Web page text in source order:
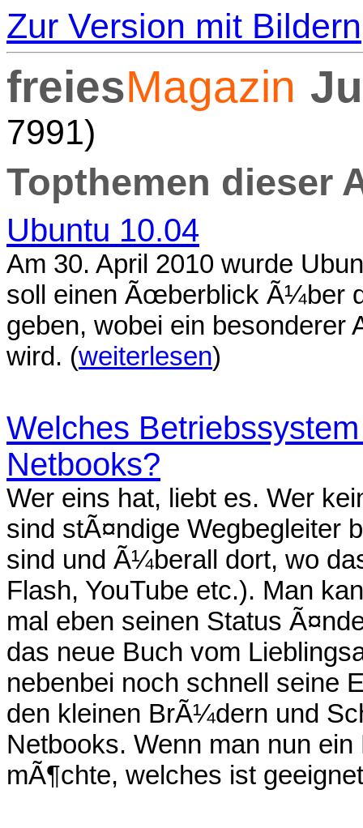
Zur Version mit Bildern
freiesMagazin
7991)
Topthemen dieser
Ubuntu 10.04
Am 30. April 2010 wurde
soll einen Ãœberblick Ã¼ber
geben, wobei ein besonderer
wird. (weiterlesen)
Welches
Netbooks?
Wer eins hat, liebt es. Wer
sind stÃ¤ndige Wegbegleiter
sind und Ã¼berall dort, wo
Flash, YouTube etc.). Man
mal eben seinen Status
das neue Buch vom
nebenbei noch schnell seine
den kleinen BrÃ¼dern und
Netbooks. Wenn man nun
mÃ¶chte, welches ist